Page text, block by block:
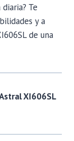
Te
y a
de una
XI606SL